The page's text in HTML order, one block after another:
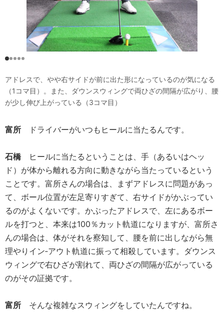
アドレスで、やや右サイドが前に出た形になっているのが気になる
（1コマ目）。また、ダウンスウィングで両ひざの間隔が広がり、腰
が少し伸び上がっている（3コマ目）
富所 ドライバーがいつもヒールに当たるんです。
石橋
ヒールに当たるということは、手（あるいはヘッ
ド）が体から離れる方向に動きながら当たっているという
ことです。富所さんの場合は、まずアドレスに問題があっ
て、ボール位置が左足寄りすぎて、右サイドがかぶってい
るのがよくないです。かぶったアドレスで、左にあるボー
ルを打つと、本来は100％カット軌道になりますが、富所さ
んの場合は、体がそれを察知して、腰を前に出しながら無
理やりイン‐アウト軌道に振って相殺しています。ダウンス
ウィングで右ひざが割れて、両ひざの間隔が広がっている
のがその証拠です。
富所 そんな複雑なスウィングをしていたんですね。